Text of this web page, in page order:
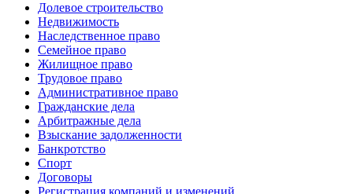
Долевое строительство
Недвижимость
Наследственное право
Семейное право
Жилищное право
Трудовое право
Административное право
Гражданские дела
Арбитражные дела
Взыскание задолженности
Банкротство
Спорт
Договоры